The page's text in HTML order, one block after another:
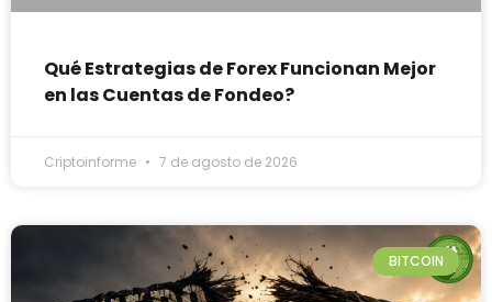
Qué Estrategias de Forex Funcionan Mejor
en las Cuentas de Fondeo?
Criptoinforme 7 de agosto de 2026
BITCOIN